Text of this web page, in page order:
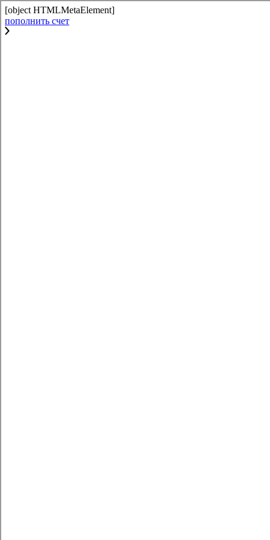
[object HTMLMetaElement]
пополнить счет